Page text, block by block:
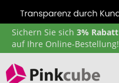
Sichern Sie sich 3% Rabatt
auf Ihre Online-Bestellung!